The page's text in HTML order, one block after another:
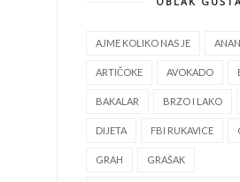
AJME KOLIKO NAS JE
ARTIČOKE AVOKADO
BAKALAR BRZO I LAKO
DIJETA FBI RUKAVICE
GRAH GRAŠAK